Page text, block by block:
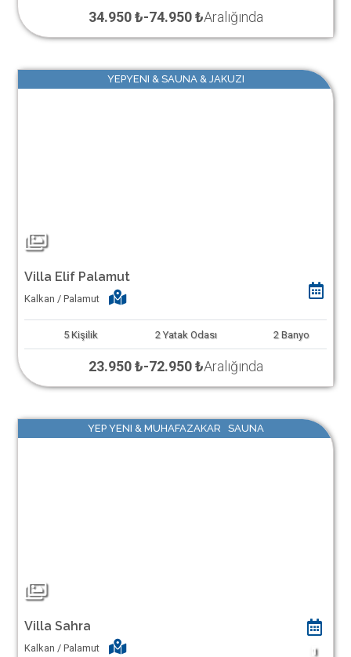
34.950 ₺-74.950 ₺Aralığında
YEPYENI & SAUNA & JAKUZI
Villa Elif Palamut
Kalkan / Palamut
5 Kişilik 2 Yatak Odası 2 Banyo
23.950 ₺-72.950 ₺Aralığında
YEP YENI & MUHAFAZAKAR SAUNA
Villa Sahra
Kalkan / Palamut 1